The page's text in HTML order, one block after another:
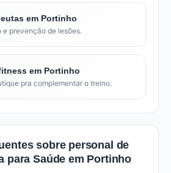
em Portinho
e prevenção de lesões.
em Portinho
pra complementar o treino.
sobre personal de
para Saúde em Portinho